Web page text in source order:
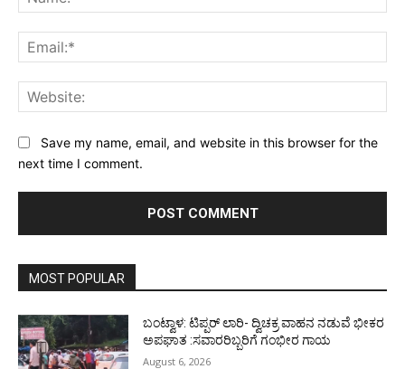
Save my name, email, and website in this browser for the
next time I comment.
MOST POPULAR
ಬಂಟ್ವಾಳ: ಟಿಪ್ಪರ್ ಲಾರಿ- ದ್ವಿಚಕ್ರ ವಾಹನ ನಡುವೆ ಭೀಕರ
ಅಪಘಾತ :ಸವಾರರಿಬ್ಬರಿಗೆ ಗಂಭೀರ ಗಾಯ
August 6, 2026